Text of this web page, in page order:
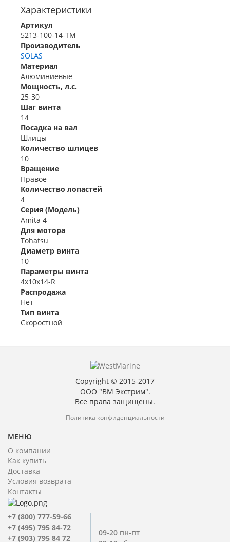
Характеристики
Артикул
5213-100-14-TM
Производитель
SOLAS
Материал
Алюминиевые
Мощность, л.с.
25-30
Шаг винта
14
Посадка на вал
Шлицы
Количество шлицев
10
Вращение
Правое
Количество лопастей
4
Серия (Модель)
Amita 4
Для мотора
Tohatsu
Диаметр винта
10
Параметры винта
4x10x14-R
Распродажа
Нет
Тип винта
Скоростной
Copyright © 2015-2017
ООО "ВМ Экстрим".
Все права защищены.
Политика конфиденциальности
МЕНЮ
О компании
Как купить
Доставка
Условия возврата
Контакты
+7 (800) 777-59-66
+7 (495) 795 84-72
+7 (903) 795 84 72
09-20 пн-пт